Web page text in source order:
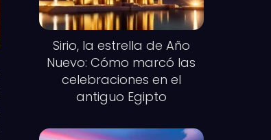
Sirio, la estrella de Año
Nuevo: Cómo marcó las
celebraciones en el
antiguo Egipto